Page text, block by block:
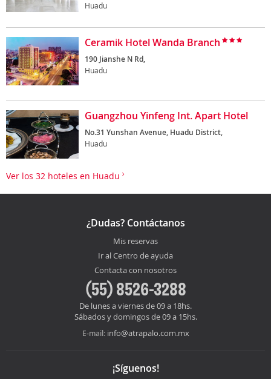
Huadu
Ceramik Hotel Wanda Branch
190 Jianshe N Rd,
Huadu
Guangzhou Yinfeng Int. Apart Hotel
No.31 Yunshan Avenue, Huadu District,
Huadu
Ver los 32 hoteles en Huadu
¿Dudas? Contáctanos
Mis reservas
Ir al Centro de ayuda
Contacta con nosotros
(55) 8526-3288
De lunes a viernes de 09 a 18hs.
Sábados y domingos de 09 a 15hs.
E-mail: info@atrapalo.com.mx
¡Síguenos!